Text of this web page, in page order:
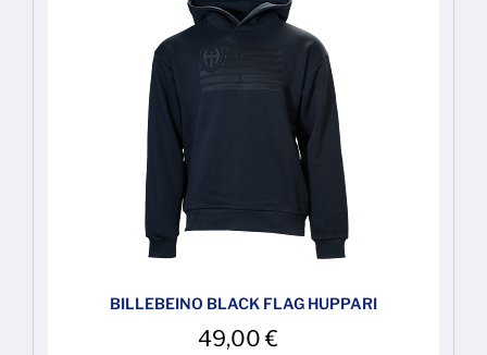
BILLEBEINO BLACK FLAG HUPPARI
49,00€